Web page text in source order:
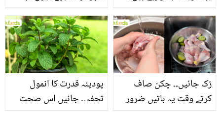
منرلز اور اینٹی آکسیڈنٹس
سے بھرپور اس سبزی کے
فائدے
بنانے کے چند قدرتی طریقے
پودینہ قدرت کا انمول
تحفہ۔۔ جانیں اس صحت
رُک جائیں۔۔ چکن صاف
کرتے وقت یہ باتیں ضرور